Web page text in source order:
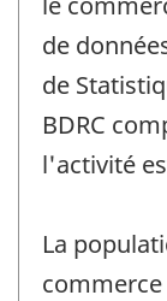
de
de
BDRC
l'activité
La